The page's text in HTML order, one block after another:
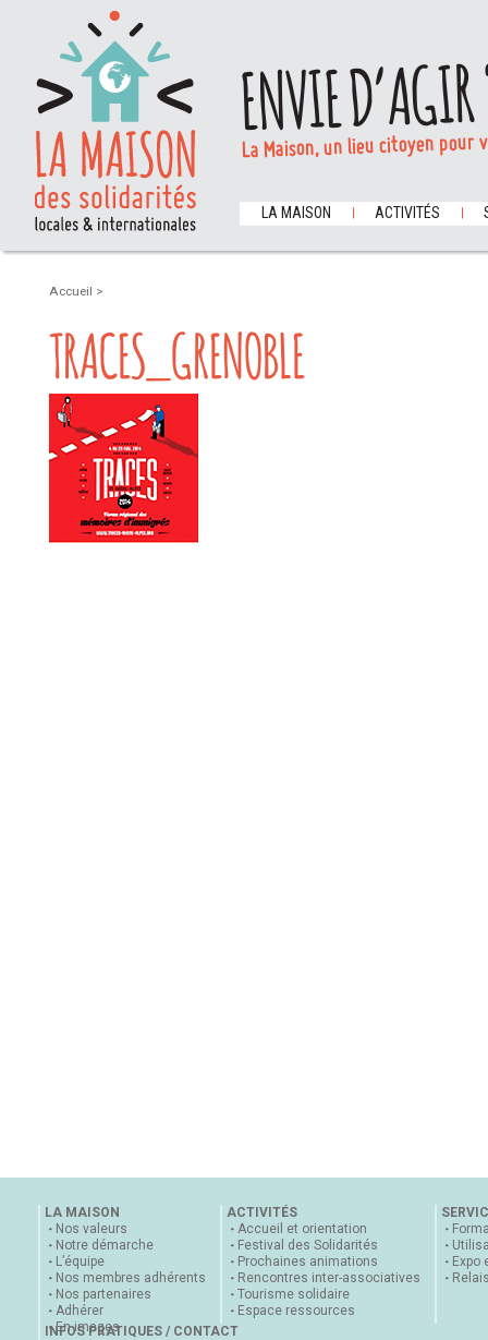
ENVIE
La Maison, un lieu citoyen
LA MAISON ACTIVITÉS
Accueil >
TRACES_GRENOBLE
LA MAISON
Nos valeurs
Notre démarche
L’équipe
Nos membres adhérents
Nos partenaires
Adhérer
En images
ACTIVITÉS
Accueil et orientation
Festival des Solidarités
Prochaines animations
Rencontres inter-associatives
Tourisme solidaire
Espace ressources
Expo
INFOS PRATIQUES / CONTACT